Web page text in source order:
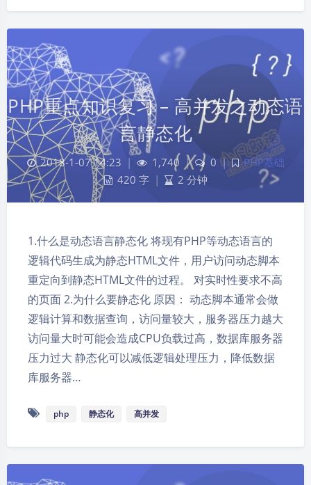
夜间模式
关闭 日落 暗化 灰度
PHP重点知识复习 – 高并发之动态语
言静态化
2018-1-07 14:23 1,740 | 0 |
PHP基础
420 字
2 分钟
1.什么是动态语言静态化 将现有PHP等动态语言的
逻辑代码生成为静态HTML文件，用户访问动态脚本
重定向到静态HTML文件的过程。 对实时性要求不高
的页面 2.为什么要静态化 原因： 动态脚本通常会做
逻辑计算和数据查询，访问量较大，服务器压力越大
访问量大时可能会造成CPU负载过高，数据库服务器
压力过大 静态化可以减低逻辑处理压力，降低数据
库服务器…
php 静态化 高并发